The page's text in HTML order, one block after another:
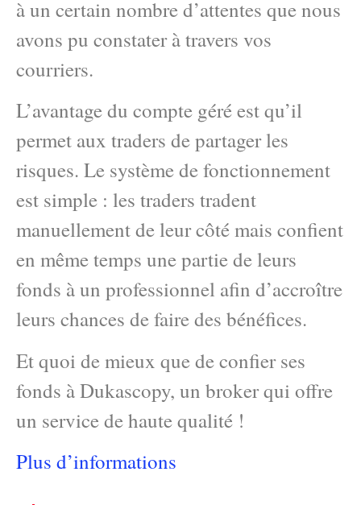
à un certain nombre d’attentes que nous
avons pu constater à travers vos
courriers.
L’avantage du compte géré est qu’il
permet aux traders de partager les
risques. Le système de fonctionnement
est simple : les traders tradent
manuellement de leur côté mais confient
en même temps une partie de leurs
fonds à un professionnel afin d’accroître
leurs chances de faire des bénéfices.
Et quoi de mieux que de confier ses
fonds à Dukascopy, un broker qui offre
un service de haute qualité !
Plus d’informations